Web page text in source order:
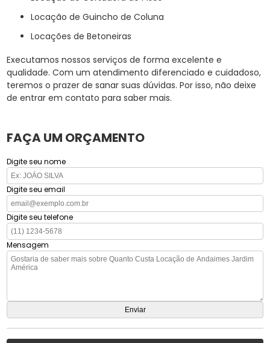
Locação de Guincho de Coluna
Locações de Betoneiras
Executamos nossos serviços de forma excelente e
qualidade. Com um atendimento diferenciado e cuidadoso,
teremos o prazer de sanar suas dúvidas. Por isso, não deixe
de entrar em contato para saber mais.
FAÇA UM ORÇAMENTO
Digite seu nome
Digite seu email
Digite seu telefone
Mensagem